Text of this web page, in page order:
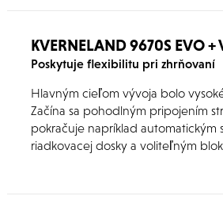
KVERNELAND 9670S EVO +
Poskytuje flexibilitu pri zhrňovaní
Hlavným cieľom vývoja bolo
Začína sa pohodlným pripojením
pokračuje napríklad automatickým
riadkovacej dosky a voliteľným